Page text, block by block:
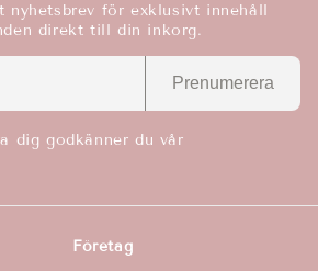
nyhetsbrev för exklusivt innehåll
direkt till din inkorg.
Prenumerera
dig godkänner du vår
Företag